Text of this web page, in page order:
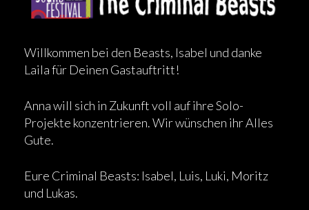
Willkommen bei den Beasts, Isabel und danke
Laila für Deinen Gastauftritt!
Anna will sich in Zukunft voll auf ihre Solo-
Projekte konzentrieren. Wir wünschen ihr Alles
Gute.
Eure Criminal Beasts: Isabel, Luis, Luki, Moritz
und Lukas.